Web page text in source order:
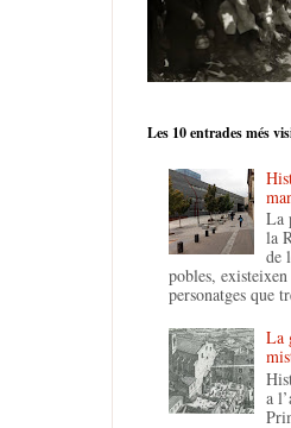
Les 10 entrades més
La
la
de
pobles,
personatges que
La
a